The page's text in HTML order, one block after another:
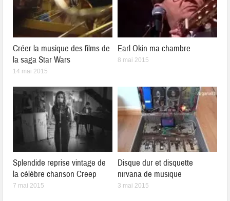
Créer la musique des films de
la saga Star Wars
14 mai 2015
Earl Okin ma chambre
8 mai 2015
Splendide reprise vintage de
la célèbre chanson Creep
7 mai 2015
Disque dur et disquette
nirvana de musique
3 mai 2015